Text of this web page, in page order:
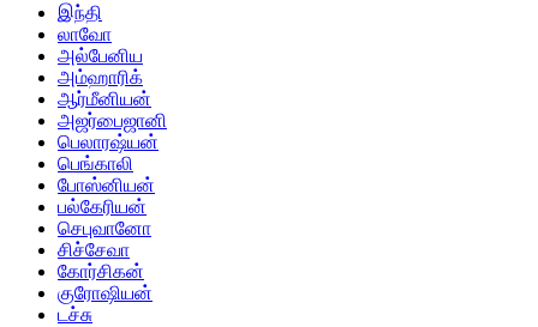
இந்தி
லாவோ
அல்பேனிய
அம்ஹாரிக்
ஆர்மீனியன்
அஜர்பைஜானி
பெலாரஷ்யன்
பெங்காலி
போஸ்னியன்
பல்கேரியன்
செபுவானோ
சிச்சேவா
கோர்சிகன்
குரோஷியன்
டச்சு